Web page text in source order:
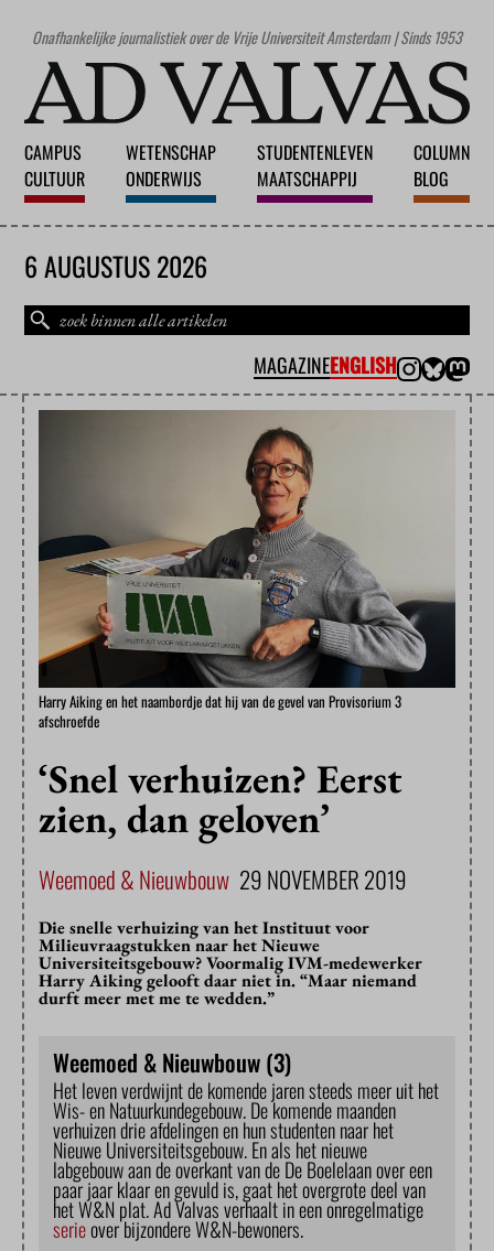
Onafhankelijke journalistiek over de Vrije Universiteit Amsterdam | Sinds 1953
CAMPUS
CULTUUR
WETENSCHAP
ONDERWIJS
STUDENTENLEVEN
MAATSCHAPPIJ
COLUMN
BLOG
6 AUGUSTUS 2026
MAGAZINEENGLISH
Harry Aiking en het naambordje dat hij van de gevel van Provisorium 3
afschroefde
‘Snel verhuizen? Eerst
zien, dan geloven’
Weemoed & Nieuwbouw 29 NOVEMBER 2019
Die snelle verhuizing van het Instituut voor
Milieuvraagstukken naar het Nieuwe
Universiteitsgebouw? Voormalig IVM-medewerker
Harry Aiking gelooft daar niet in. “Maar niemand
durft meer met me te wedden.”
Weemoed & Nieuwbouw (3)
Het leven verdwijnt de komende jaren steeds meer uit het
Wis- en Natuurkundegebouw. De komende maanden
verhuizen drie afdelingen en hun studenten naar het
Nieuwe Universiteitsgebouw. En als het nieuwe
labgebouw aan de overkant van de De Boelelaan over een
paar jaar klaar en gevuld is, gaat het overgrote deel van
het W&N plat. Ad Valvas verhaalt in een onregelmatige
serieover bijzondere W&N-bewoners.